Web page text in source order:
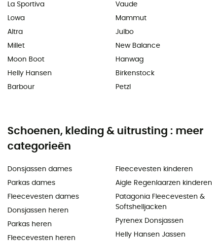
La Sportiva
Lowa
Altra
Millet
Moon Boot
Helly Hansen
Barbour
Vaude
Mammut
Julbo
New Balance
Hanwag
Birkenstock
Petzl
Schoenen, kleding & uitrusting : meer
categorieën
Donsjassen dames
Parkas dames
Fleecevesten dames
Donsjassen heren
Parkas heren
Fleecevesten heren
Fleecevesten kinderen
Aigle Regenlaarzen kinderen
Patagonia Fleecevesten &
Softshelljacken
Pyrenex Donsjassen
Helly Hansen Jassen